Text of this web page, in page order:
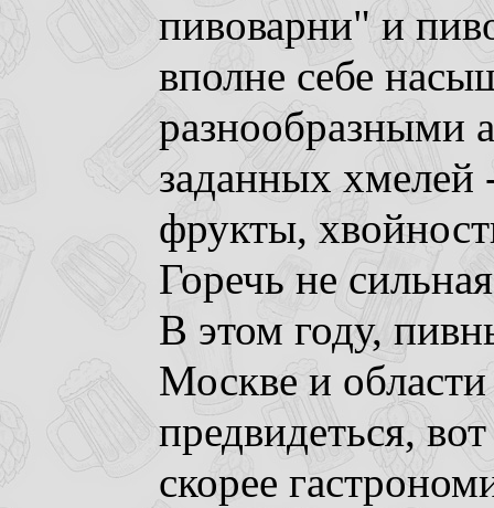
пивоварни" и
вполне себе
разнообразными
заданных хмелей
фрукты,
Горечь не
В этом году,
Москве и
предвидеться,
скорее